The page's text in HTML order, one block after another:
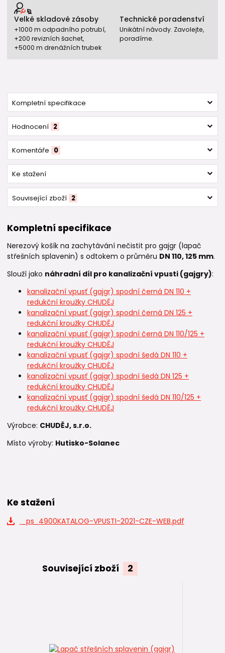
Velké skladové zásoby
+1000 m odpadního potrubí,
+200 revizních šachet,
+5000 m drenážních trubek
Technické poradenství
Unikátní návody. Zavolejte,
poradíme.
Kompletní specifikace
Hodnocení 2
Komentáře 0
Ke stažení
Související zboží 2
Kompletní specifikace
Nerezový košík na zachytávání nečistit pro gajgr (lapač
střešních splavenin) s odtokem o průměru DN 110, 125 mm.
Slouží jako náhradní díl pro kanalizační vpusti (gajgry):
kanalizační vpusť (gajgr) spodní černá DN 110 +
redukční kroužky CHUDĚJ
kanalizační vpusť (gajgr) spodní černá DN 125 +
redukční kroužky CHUDĚJ
kanalizační vpusť (gajgr) spodní černá DN 110/125 +
redukční kroužky CHUDĚJ
kanalizační vpusť (gajgr) spodní šedá DN 110 +
redukční kroužky CHUDĚJ
kanalizační vpusť (gajgr) spodní šedá DN 125 +
redukční kroužky CHUDĚJ
kanalizační vpusť (gajgr) spodní šedá DN 110/125 +
redukční kroužky CHUDĚJ
Výrobce: CHUDĚJ, s.r.o.
Místo výroby: Hutisko-Solanec
Ke stažení
_ps_4900KATALOG-VPUSTI-2021-CZE-WEB.pdf
Související zboží 2